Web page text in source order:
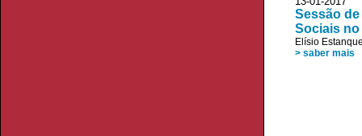
Sessão
Sociais
Elísio
> saber mais